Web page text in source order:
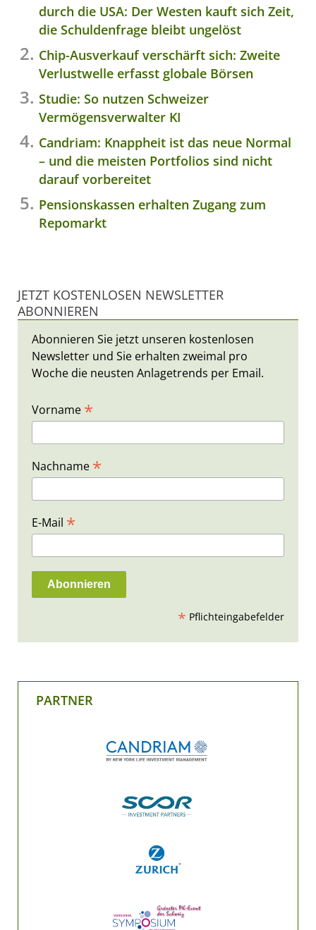
durch die USA: Der Westen kauft sich Zeit,
die Schuldenfrage bleibt ungelöst
Chip-Ausverkauf verschärft sich: Zweite
Verlustwelle erfasst globale Börsen
Studie: So nutzen Schweizer
Vermögensverwalter KI
Candriam: Knappheit ist das neue Normal
– und die meisten Portfolios sind nicht
darauf vorbereitet
Pensionskassen erhalten Zugang zum
Repomarkt
JETZT KOSTENLOSEN NEWSLETTER
ABONNIEREN
Abonnieren Sie jetzt unseren kostenlosen
Newsletter und Sie erhalten zweimal pro
Woche die neusten Anlagetrends per Email.
Vorname *
Nachname *
E-Mail *
* Pflichteingabefelder
PARTNER